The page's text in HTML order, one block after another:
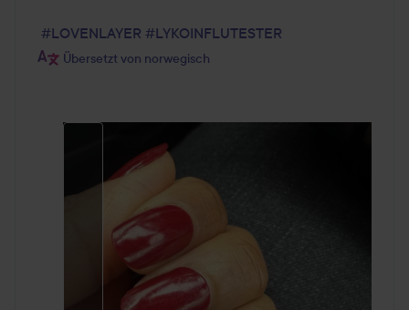
#LOVENLAYER #LYKOINFLUTESTER
Übersetzt von norwegisch